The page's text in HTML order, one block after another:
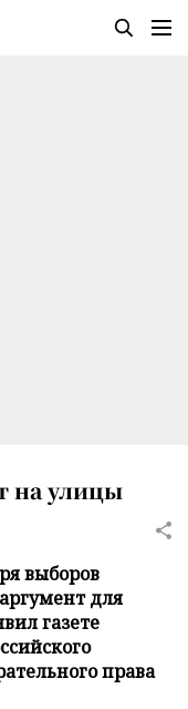
на улицы
выборов
для
газете
права